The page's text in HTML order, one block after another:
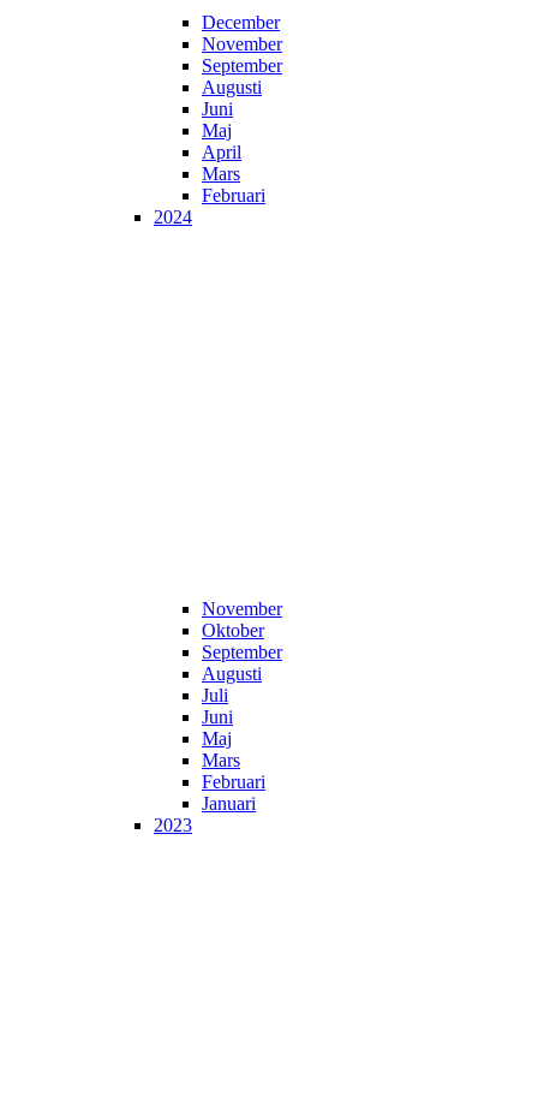
December
November
September
Augusti
Juni
Maj
April
Mars
Februari
2024
November
Oktober
September
Augusti
Juli
Juni
Maj
Mars
Februari
Januari
2023